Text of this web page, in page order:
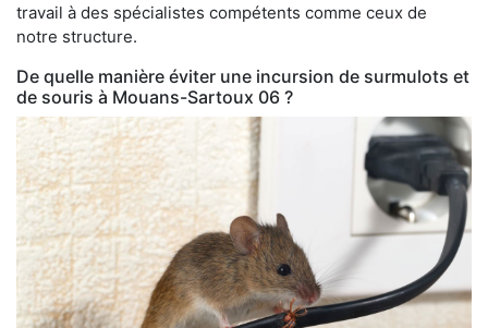
travail à des spécialistes compétents comme ceux de
notre structure.
De quelle manière éviter une incursion de surmulots et
de souris à Mouans-Sartoux 06 ?